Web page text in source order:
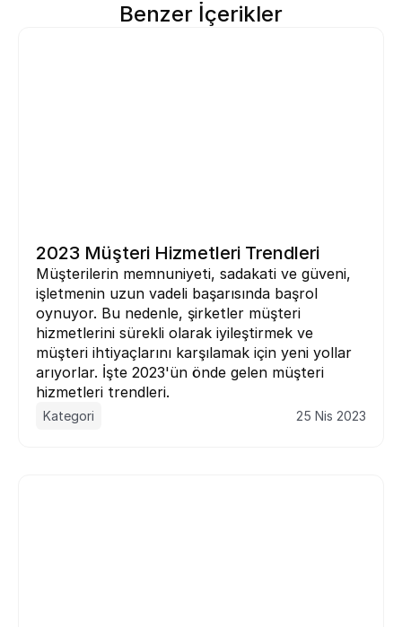
Benzer İçerikler
2023 Müşteri Hizmetleri Trendleri
Müşterilerin memnuniyeti, sadakati ve güveni,
işletmenin uzun vadeli başarısında başrol
oynuyor. Bu nedenle, şirketler müşteri
hizmetlerini sürekli olarak iyileştirmek ve
müşteri ihtiyaçlarını karşılamak için yeni yollar
arıyorlar. İşte 2023'ün önde gelen müşteri
hizmetleri trendleri.
Kategori 25 Nis 2023